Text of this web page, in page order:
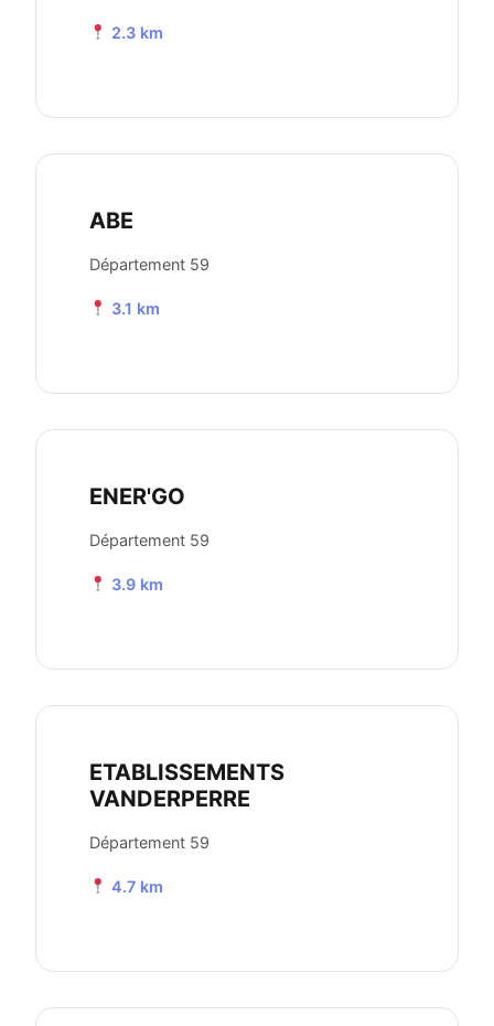
2.3 km
ABE
Département 59
3.1 km
ENER'GO
Département 59
3.9 km
ETABLISSEMENTS
VANDERPERRE
Département 59
4.7 km